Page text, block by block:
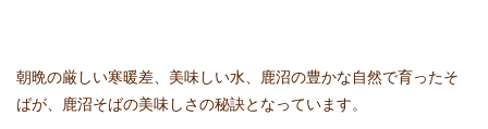
朝晩の厳しい寒暖差、美味しい水、鹿沼の豊かな自然で育ったそ
ばが、鹿沼そばの美味しさの秘訣となっています。